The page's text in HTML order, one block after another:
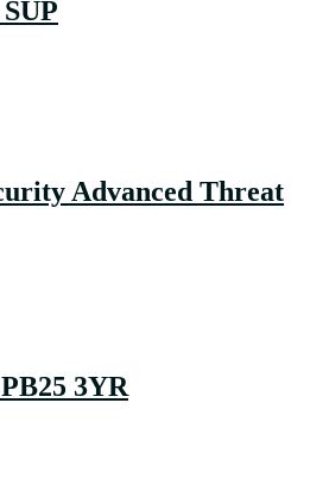
Advanced Threat
3YR